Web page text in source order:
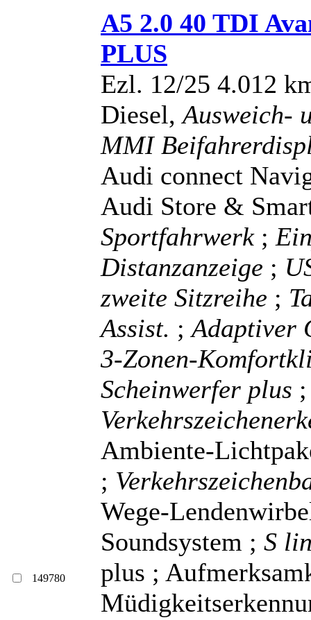
149780
A5 2.0 40 TDI
PLUS
Ezl. 12/25 4.012
Diesel,Ausweich-
MMI
Audi connect
Audi Store &
Sportfahrwerk ;
Distanzanzeige ;
zweite Sitzreihe ;
Assist. ;Adaptiver
3-Zonen-
Scheinwerfer plus
Ambiente-
;
Wege-
Soundsystem ; S
plus ;